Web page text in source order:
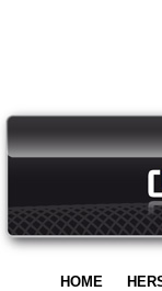
HOME